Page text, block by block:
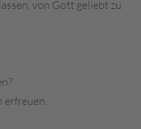
von Gott geliebt zu
erfreuen.